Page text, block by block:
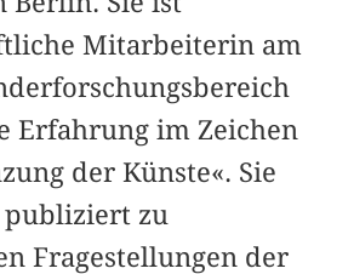
Mitarbeiterin am
Erfahrung im Zeichen
der Künste«. Sie
zu
Fragestellungen der